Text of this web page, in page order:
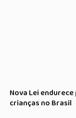
Nova Lei
crianças no Brasil